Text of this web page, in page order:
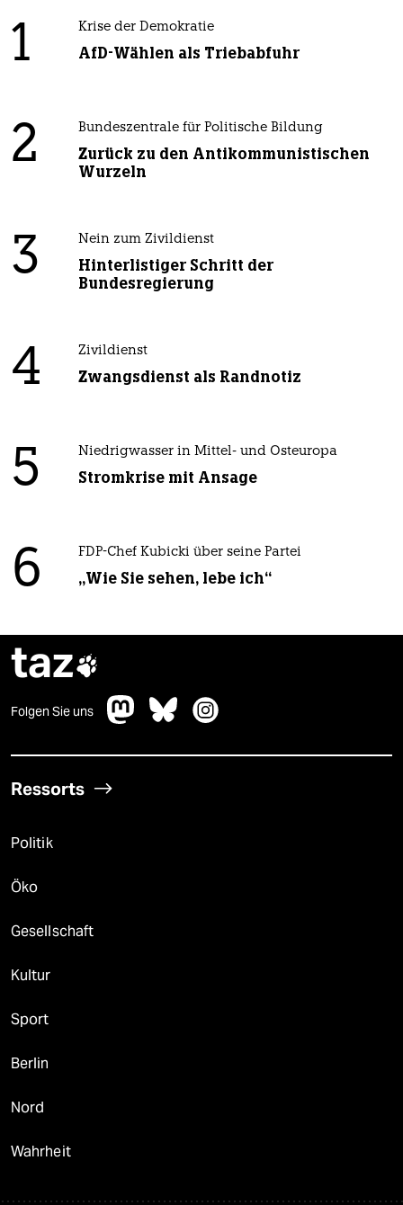
1 Krise der Demokratie
AfD-Wählen als Triebabfuhr
2 Bundeszentrale für Politische Bildung
Zurück zu den Antikommunistischen
Wurzeln
3 Nein zum Zivildienst
Hinterlistiger Schritt der
Bundesregierung
4 Zivildienst
Zwangsdienst als Randnotiz
5 Niedrigwasser in Mittel- und Osteuropa
Stromkrise mit Ansage
6 FDP-Chef Kubicki über seine Partei
„Wie Sie sehen, lebe ich“
taz
Folgen Sie uns
Ressorts
Politik
Öko
Gesellschaft
Kultur
Sport
Berlin
Nord
Wahrheit